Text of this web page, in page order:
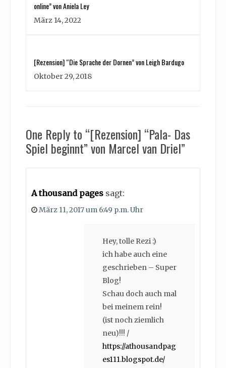
online” von Aniela Ley
März 14, 2022
[Rezension] “Die Sprache der Dornen” von Leigh Bardugo
Oktober 29, 2018
One Reply to “[Rezension] “Pala- Das
Spiel beginnt” von Marcel van Driel”
A thousand pages sagt:
März 11, 2017 um 6:49 p.m. Uhr
Hey, tolle Rezi :)
ich habe auch eine
geschrieben – Super
Blog!
Schau doch auch mal
bei meinem rein!
(ist noch ziemlich
neu)!!! /
https://athousandpag
es111.blogspot.de/